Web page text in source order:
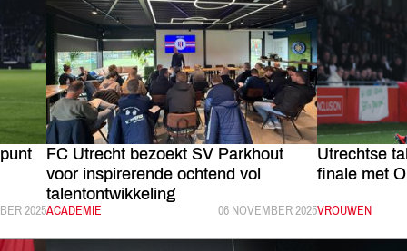
2025
FC Utrecht bezoekt SV Parkhout
voor inspirerende ochtend vol
talentontwikkeling
CATEGORIE:
ACADEMIE GEPUBLICEERD:
06 NOVEMBER 2025
Utrechtse
finale met
CATEGORIE:
VROUWEN